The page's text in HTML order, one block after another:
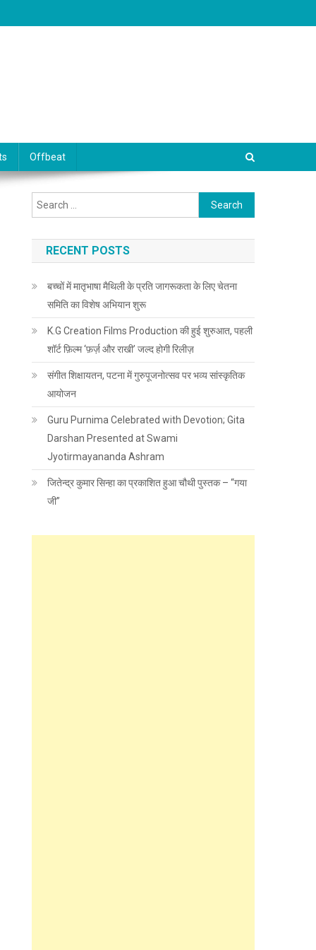
Offbeat
Search for:
RECENT POSTS
बच्चों में मातृभाषा मैथिली के प्रति जागरूकता के लिए चेतना
समिति का विशेष अभियान शुरू
K.G Creation Films Production की हुई शुरुआत, पहली
शॉर्ट फ़िल्म ‘फ़र्ज़ और राखी’ जल्द होगी रिलीज़
संगीत शिक्षायतन, पटना में गुरुपूजनोत्सव पर भव्य सांस्कृतिक
आयोजन
Guru Purnima Celebrated with Devotion; Gita
Darshan Presented at Swami
Jyotirmayananda Ashram
जितेन्द्र कुमार सिन्हा का प्रकाशित हुआ चौथी पुस्तक – “गया
जी”